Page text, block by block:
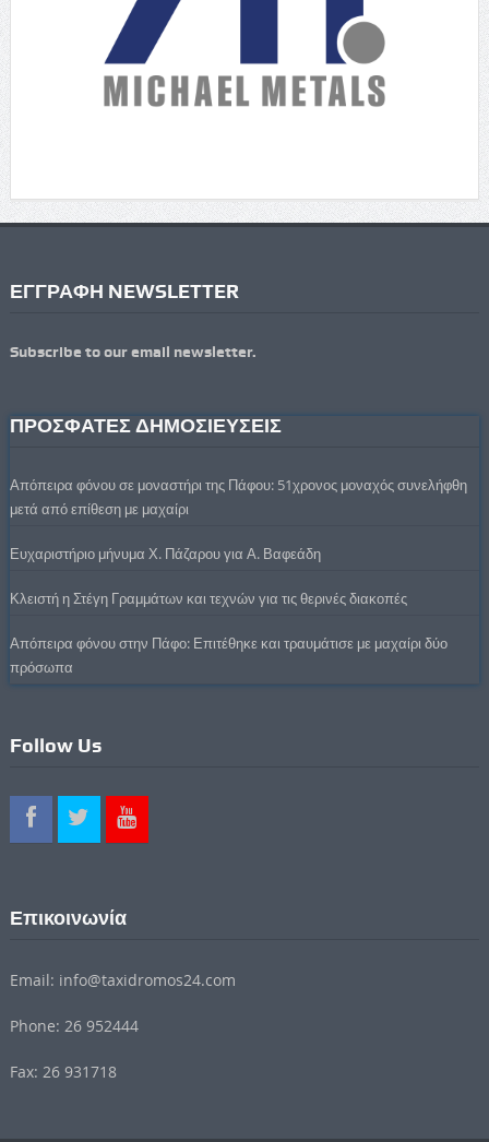
ΕΓΓΡΑΦΗ NEWSLETTER
Subscribe to our email newsletter.
ΠΡΟΣΦΑΤΕΣ ΔΗΜΟΣΙΕΥΣΕΙΣ
Απόπειρα φόνου σε μοναστήρι της Πάφου: 51χρονος μοναχός συνελήφθη
μετά από επίθεση με μαχαίρι
Ευχαριστήριο μήνυμα Χ. Πάζαρου για Α. Βαφεάδη
Κλειστή η Στέγη Γραμμάτων και τεχνών για τις θερινές διακοπές
Απόπειρα φόνου στην Πάφο: Επιτέθηκε και τραυμάτισε με μαχαίρι δύο
πρόσωπα
Follow Us
Επικοινωνία
Email: info@taxidromos24.com
Phone: 26 952444
Fax: 26 931718